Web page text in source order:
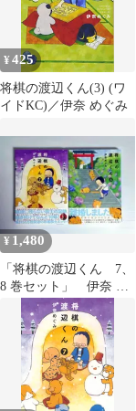
¥425
将棋の渡辺くん(3) (ワ
イドKC)／伊奈 めぐみ
¥ 1,480
「将棋の渡辺くん 7、
8 巻セット」 伊奈 め